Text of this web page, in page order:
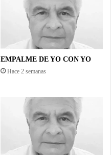
EMPALME DE YO CON YO
Hace 2 semanas